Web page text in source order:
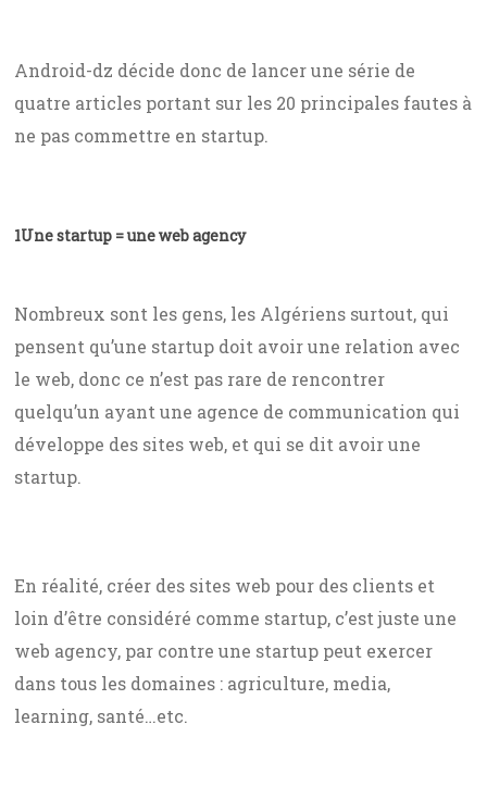
Android-dz décide donc de lancer une série de
quatre articles portant sur les 20 principales fautes à
ne pas commettre en startup.
1Une startup = une web agency
Nombreux sont les gens, les Algériens surtout, qui
pensent qu’une startup doit avoir une relation avec
le web, donc ce n’est pas rare de rencontrer
quelqu’un ayant une agence de communication qui
développe des sites web, et qui se dit avoir une
startup.
En réalité, créer des sites web pour des clients et
loin d’être considéré comme startup, c’est juste une
web agency, par contre une startup peut exercer
dans tous les domaines : agriculture, media,
learning, santé…etc.